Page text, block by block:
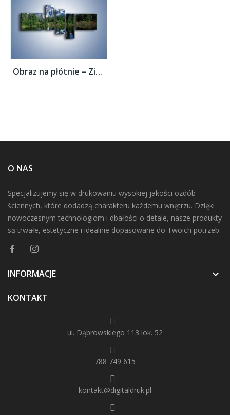
Obraz na płótnie – Zimowe pozostałości w...
O NAS
Specjalizujemy się w drukowaniu wysokiej jakości ozdób
ściennych, które dodadzą charakteru każdemu wnętrzu. Dzięki
nowoczesnym technologiom i dbałości o detale, nasze produkty
są trwałe, estetyczne i idealnie dopasowane do Twoich potrzeb.
INFORMACJE 
KONTAKT
ul. Dąbrowskiego 113 lok. 52
788 749 615
kontakt@digitaldruk.pl